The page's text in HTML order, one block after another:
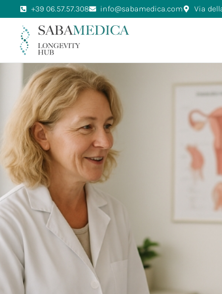
+39 06.57.57.308 info@sabamedica.com Via